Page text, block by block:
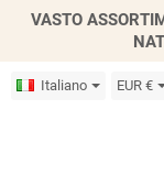
VASTO
Italiano EUR €